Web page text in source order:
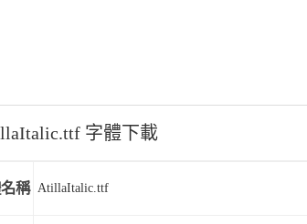
字體下載
稱 AtillaItalic.ttf